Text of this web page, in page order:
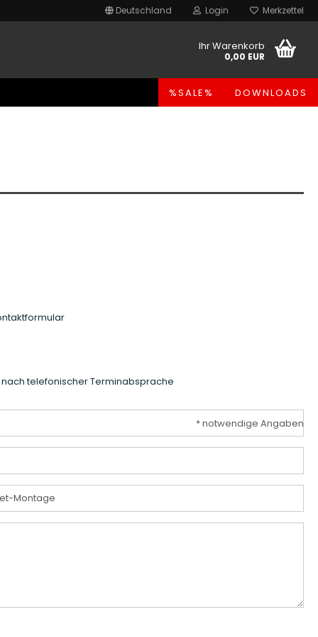
Deutschland Login Merkzettel
Ihr Warenkorb
0,00 EUR
%SALE% DOWNLOADS
telefonischer Terminabsprache
* notwendige Angaben